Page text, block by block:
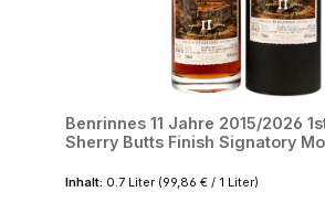
Benrinnes 11 Jahre 2015/2026
Sherry Butts Finish Signatory
Inhalt: 0.7 Liter (99,86 € / 1 Liter)